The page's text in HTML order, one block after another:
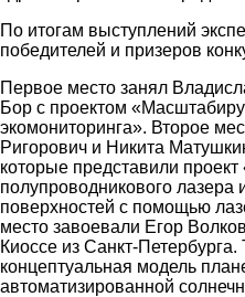
По итогам выступлений
победителей и призеров
Первое место занял
Бор с проектом
экомониторинга». Второе
Ригорович и Никита
которые представили
полупроводникового лазера
поверхностей с помощью
место завоевали Егор
Киоссе из Санкт-
концептуальная модель
автоматизированной